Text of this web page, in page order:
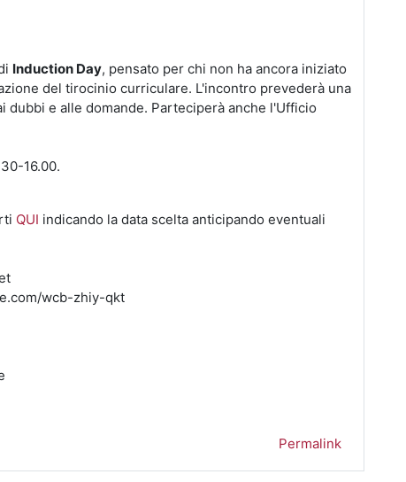
Induction Day, pensato per chi non ha ancora iniziato
del tirocinio curriculare. L'incontro prevederà una
dubbi e alle domande. Parteciperà anche l'Ufficio
16.00.
QUI indicando la data scelta anticipando eventuali
wcb-zhiy-qkt
Permalink